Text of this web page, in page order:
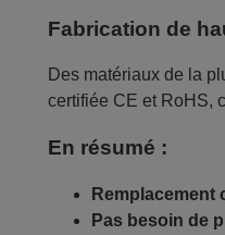
Fabrication de
Des matériaux de la
certifiée CE et RoHS,
En résumé :
Remplacement
Pas besoin de